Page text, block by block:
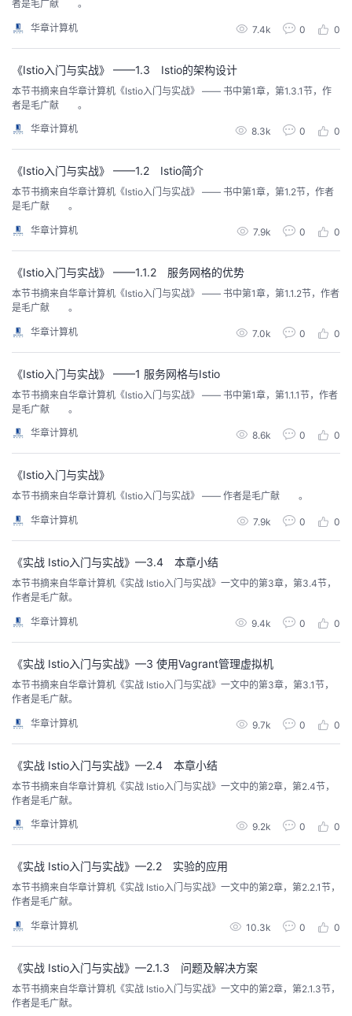
者是毛广献 。
华章计算机 7.4k 0 0
《Istio入门与实战》 ——1.3 Istio的架构设计
本节书摘来自华章计算机《Istio入门与实战》 —— 书中第1章，第1.3.1节，作
者是毛广献 。
华章计算机 8.3k 0 0
《Istio入门与实战》 ——1.2 Istio简介
本节书摘来自华章计算机《Istio入门与实战》 —— 书中第1章，第1.2节，作者
是毛广献 。
华章计算机 7.9k 0 0
《Istio入门与实战》 ——1.1.2 服务网格的优势
本节书摘来自华章计算机《Istio入门与实战》 —— 书中第1章，第1.1.2节，作者
是毛广献 。
华章计算机 7.0k 0 0
《Istio入门与实战》 ——1 服务网格与Istio
本节书摘来自华章计算机《Istio入门与实战》 —— 书中第1章，第1.1.1节，作者
是毛广献 。
华章计算机 8.6k 0 0
《Istio入门与实战》
本节书摘来自华章计算机《Istio入门与实战》 —— 作者是毛广献 。
华章计算机 7.9k 0 0
《实战 Istio入门与实战》—3.4 本章小结
本节书摘来自华章计算机《实战 Istio入门与实战》一文中的第3章，第3.4节，
作者是毛广献。
华章计算机 9.4k 0 0
《实战 Istio入门与实战》—3 使用Vagrant管理虚拟机
本节书摘来自华章计算机《实战 Istio入门与实战》一文中的第3章，第3.1节，
作者是毛广献。
华章计算机 9.7k 0 0
《实战 Istio入门与实战》—2.4 本章小结
本节书摘来自华章计算机《实战 Istio入门与实战》一文中的第2章，第2.4节，
作者是毛广献。
华章计算机 9.2k 0 0
《实战 Istio入门与实战》—2.2 实验的应用
本节书摘来自华章计算机《实战 Istio入门与实战》一文中的第2章，第2.2.1节，
作者是毛广献。
华章计算机 10.3k 0 0
《实战 Istio入门与实战》—2.1.3 问题及解决方案
本节书摘来自华章计算机《实战 Istio入门与实战》一文中的第2章，第2.1.3节，
作者是毛广献。